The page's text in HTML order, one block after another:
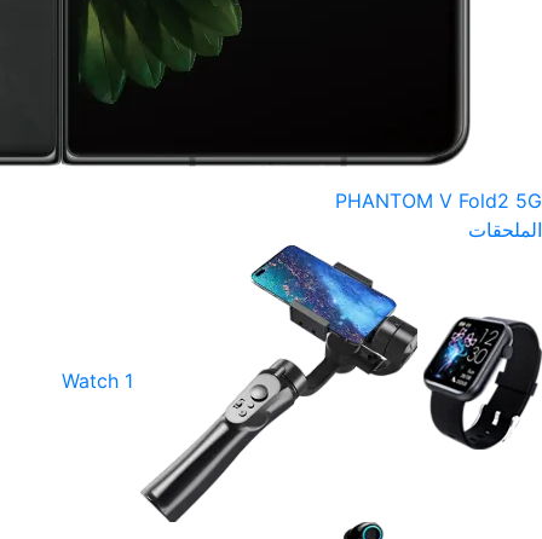
PHANTOM V Fold2 5G
الملحقات
Watch 1